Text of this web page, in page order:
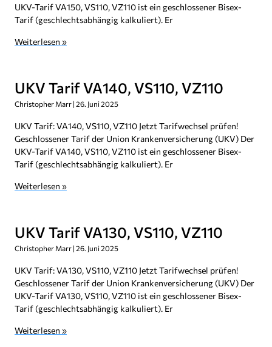
UKV-Tarif VA150, VS110, VZ110 ist ein geschlossener Bisex-
Tarif (geschlechtsabhängig kalkuliert). Er
Weiterlesen »
UKV Tarif VA140, VS110, VZ110
Christopher Marr 26. Juni 2025
UKV Tarif: VA140, VS110, VZ110 Jetzt Tarifwechsel prüfen!
Geschlossener Tarif der Union Krankenversicherung (UKV) Der
UKV-Tarif VA140, VS110, VZ110 ist ein geschlossener Bisex-
Tarif (geschlechtsabhängig kalkuliert). Er
Weiterlesen »
UKV Tarif VA130, VS110, VZ110
Christopher Marr 26. Juni 2025
UKV Tarif: VA130, VS110, VZ110 Jetzt Tarifwechsel prüfen!
Geschlossener Tarif der Union Krankenversicherung (UKV) Der
UKV-Tarif VA130, VS110, VZ110 ist ein geschlossener Bisex-
Tarif (geschlechtsabhängig kalkuliert). Er
Weiterlesen »